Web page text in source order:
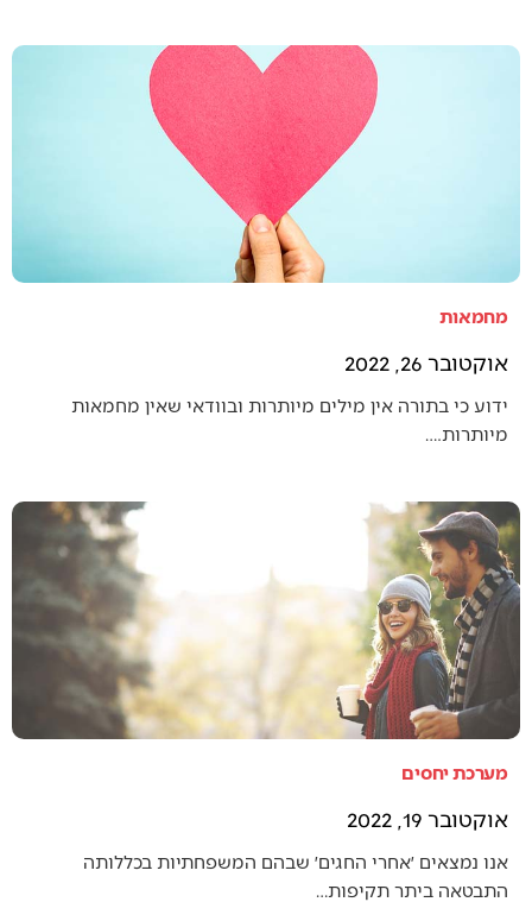
מחמאות
אוקטובר 26, 2022
ידוע כי בתורה אין מילים מיותרות ובוודאי שאין מחמאות
מיותרות.…
מערכת יחסים
אוקטובר 19, 2022
אנו נמצאים ׳אחרי החגים׳ שבהם המשפחתיות בכללותה
התבטאה ביתר תקיפות…